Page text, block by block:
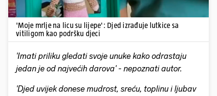
'Moje mrlje na licu su lijepe': Djed izrađuje lutkice sa
vitiligom kao podršku djeci
'Imati priliku gledati svoje unuke kako odrastaju
jedan je od najvećih darova' - nepoznati autor.
'Djed uvijek donese mudrost, sreću, toplinu i ljubav